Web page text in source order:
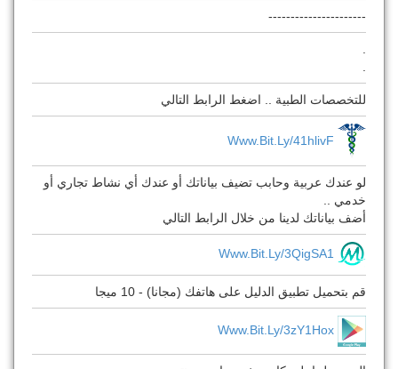
----------------------
للتخصصات الطبية .. اضغط الرابط التالي
Www.bit.ly/41hlivF
لو عندك عربية وحابب تضيف بياناتك أو عندك أي نشاط تجاري أو
خدمي ..
أضف بياناتك لدينا من خلال الرابط التالي
Www.Bit.Ly/3QigSA1
قم بتحميل تطبيق الدليل على هاتفك (مجانا) - 10 ميجا
Www.bit.ly/3zY1Hox